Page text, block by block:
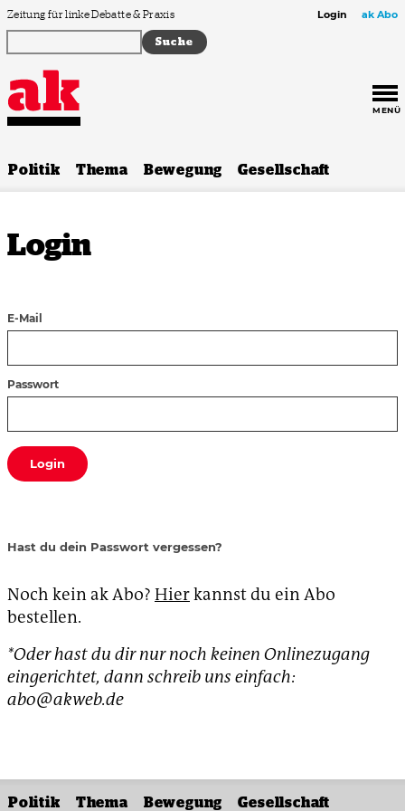
Zum Inhalt springen
Zeitung für linke Debatte & Praxis Login ak Abo
MENÜ
Politik Thema Bewegung Gesellschaft
Login
E-Mail
Passwort
Login
Hast du dein Passwort vergessen?
Noch kein ak Abo? Hierkannst du ein Abo
bestellen.
*Oder hast du dir nur noch keinen Onlinezugang
eingerichtet, dann schreib uns einfach:
abo@akweb.de
Politik Thema Bewegung Gesellschaft